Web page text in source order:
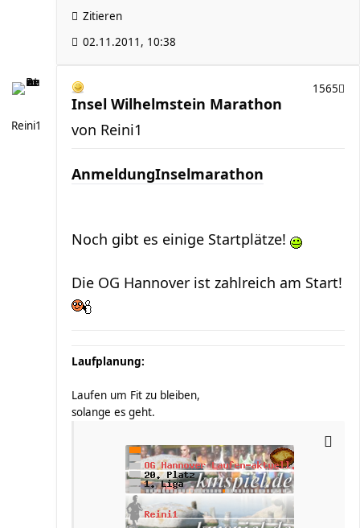
Zitieren
02.11.2011, 10:38
Reini1
Insel Wilhelmstein Marathon
1565
von Reini1
AnmeldungInselmarathon
Noch gibt es einige Startplätze!
Die OG Hannover ist zahlreich am Start!
Laufplanung:
Laufen um Fit zu bleiben,
solange es geht.